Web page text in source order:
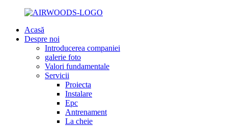
Acasă
Despre noi
Introducerea companiei
galerie foto
Valori fundamentale
Servicii
Proiecta
Instalare
Epc
Antrenament
La cheie